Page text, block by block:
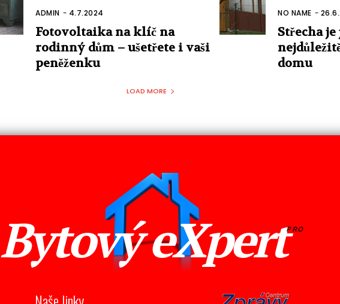
ADMIN - 4.7.2024
Fotovoltaika na klíč na
rodinný dům – ušetřete i vaši
peněženku
NO NAME -
Střecha je
domu
LOAD MORE
Bytový eXpertPRO